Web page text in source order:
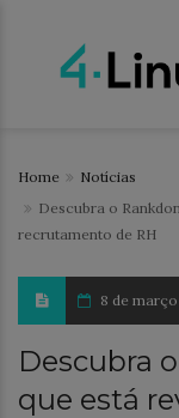
Home
Notícias
Descubra o
recrutamento de RH
8 de março
Descubra
que está